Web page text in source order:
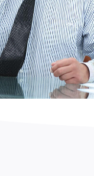
Aquitaine